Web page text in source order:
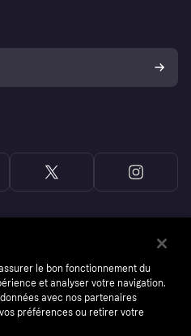
le bon fonctionnement du
et analyser votre navigation.
avec nos partenaires
préférences ou retirer votre